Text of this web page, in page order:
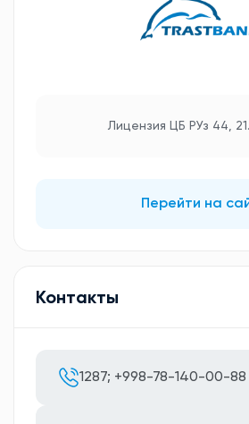
Лицензия ЦБ РУз 44,
Перейти на
Контакты
1287; +998-78-140-00-88